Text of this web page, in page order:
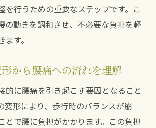
を行うための重要なステップです。こ
の動きを調和させ、不必要な負担を軽
す。
から腰痛への流れを理解
的に腰痛を引き起こす要因となること
変形により、歩行時のバランスが崩
とで腰に負担がかかります。この負担